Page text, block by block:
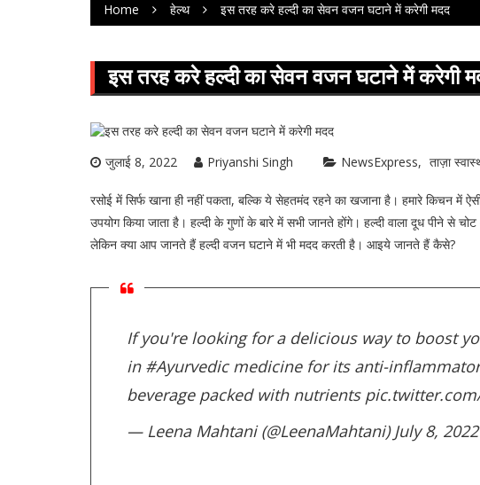
Home हेल्थ इस तरह करे हल्दी का सेवन वजन घटाने में करेगी मदद
इस तरह करे हल्दी का सेवन वजन घटाने में करेगी
जुलाई 8, 2022 Priyanshi Singh NewsExpress ताज़ा
रसोई में सिर्फ खाना ही नहीं पकता, बल्कि ये सेहतमंद रहने का खजाना है। हमारे किचन में
उपयोग किया जाता है। हल्दी के गुणों के बारे में सभी जानते होंगे। हल्दी वाला दूध पीने से
लेकिन क्या आप जानते हैं हल्दी वजन घटाने में भी मदद करती है। आइये जानते हैं कैसे?
If you're looking for a delicious way to boost
in #Ayurvedicmedicine for its anti-
beverage packed with nutrients
— Leena Mahtani (@LeenaMahtani)July 8, 2022